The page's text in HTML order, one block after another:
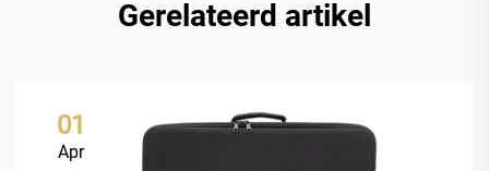
Gerelateerd artikel
01
Apr